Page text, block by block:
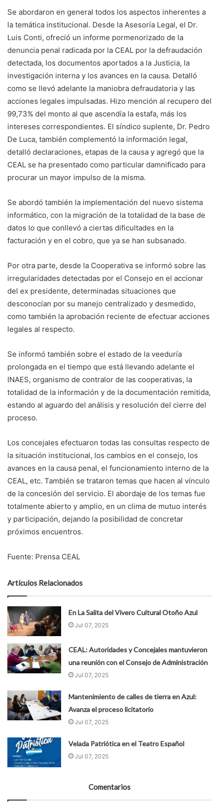
Se abordaron en general todos los aspectos inherentes a
la temática institucional. Desde la Asesoría Legal, el Dr.
Luis Conti, ofreció un informe pormenorizado de la
denuncia penal radicada por la CEAL por la defraudación
detectada, los documentos aportados a la Justicia, la
investigación interna y los avances en la causa. Detalló
como se llevó adelante la maniobra defraudatoria y las
acciones legales impulsadas. Hizo mención al recupero del
99,73% del monto al que ascendía la estafa, más los
intereses correspondientes. El síndico suplente, Dr. Pedro
De Luca, también complementó la información legal,
detalló declaraciones, etapas de la causa y agregó que la
CEAL se ha presentado como particular damnificado para
procurar un mayor impulso de la misma.
Se abordó también la implementación del nuevo sistema
informático, con la migración de la totalidad de la base de
datos lo que conllevó a ciertas dificultades en la
facturación y en el cobro, que ya se han subsanado.
Por otra parte, desde la Cooperativa se informó sobre las
irregularidades detectadas por el Consejo en el accionar
del ex presidente, determinadas situaciones que
desconocían por su manejo centralizado y desmedido,
como también la aprobación reciente de efectuar acciones
legales al respecto.
Se informó también sobre el estado de la veeduría
prolongada en el tiempo que está llevando adelante el
INAES, organismo de contralor de las cooperativas, la
totalidad de la información y de la documentación remitida,
estando al aguardo del análisis y resolución del cierre del
proceso.
Los concejales efectuaron todas las consultas respecto de
la situación institucional, los cambios en el consejo, los
avances en la causa penal, el funcionamiento interno de la
CEAL, etc. También se trataron temas que hacen al vínculo
de la concesión del servicio. El abordaje de los temas fue
totalmente abierto y amplio, en un clima de mutuo interés
y participación, dejando la posibilidad de concretar
próximos encuentros.
Fuente: Prensa CEAL
Artículos Relacionados
En La Salita del Vivero Cultural Otoño Azul
Jul 07, 2025
CEAL: Autoridades y Concejales mantuvieron
una reunión con el Consejo de Administración
Jul 07, 2025
Mantenimiento de calles de tierra en Azul:
Avanza el proceso licitatorio
Jul 07, 2025
Velada Patriótica en el Teatro Español
Jul 07, 2025
Comentarios